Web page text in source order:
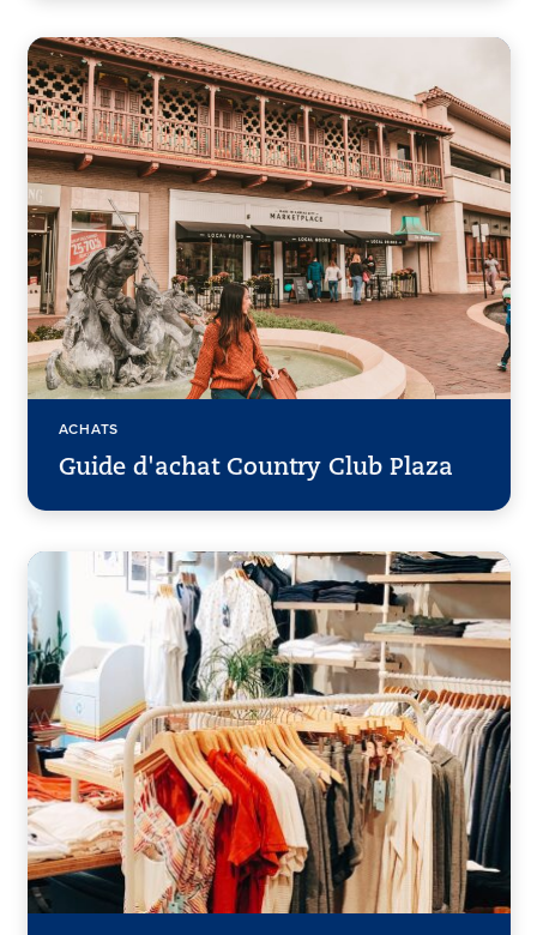
ACHATS
Guide d'achat Country Club Plaza